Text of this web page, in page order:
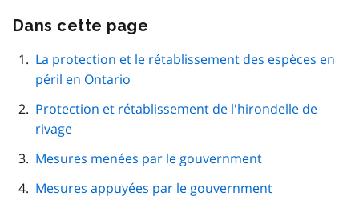
Dans cette page
navigation
La protection et le rétablissement des espèces en
péril en Ontario
Protection et rétablissement de l'hirondelle de
rivage
Mesures menées par le gouvernment
Mesures appuyées par le gouvernment